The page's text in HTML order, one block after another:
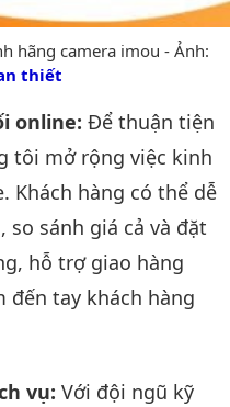
hãng camera imou - Ảnh:
thiết
online: Để thuận tiện
tôi mở rộng việc kinh
Khách hàng có thể dễ
so sánh giá cả và đặt
hỗ trợ giao hàng
đến tay khách hàng
vụ: Với đội ngũ kỹ